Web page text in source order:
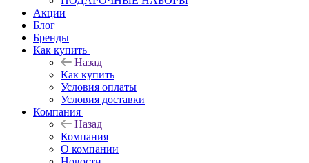
Акции
Блог
Бренды
Как купить
Назад
Как купить
Условия оплаты
Условия доставки
Компания
Назад
Компания
О компании